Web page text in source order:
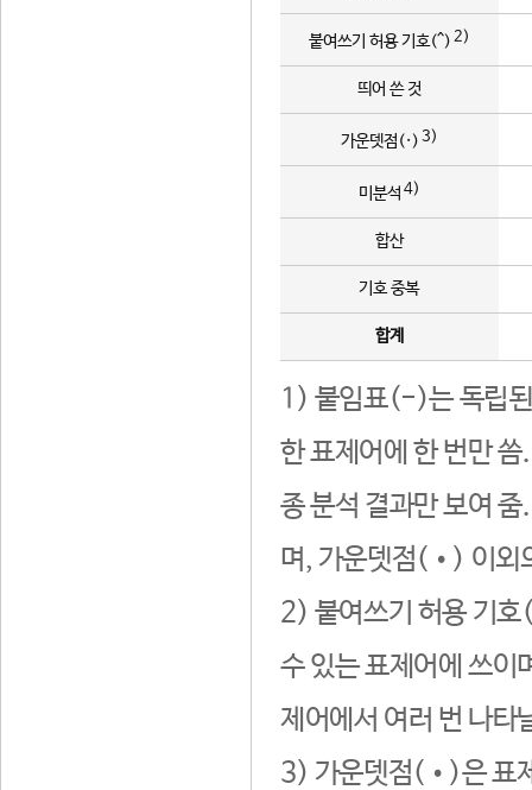
붙여쓰기 허용 기호(^) 2)
띄어 쓴 것
가운뎃점(·) 3)
미분석 4)
합산
기호 중복
합계
1) 붙임표(-)는 독립된
한 표제어에 한 번만
종 분석 결과만 보여
며, 가운뎃점(•) 이외
2) 붙여쓰기 허용 기호
수 있는 표제어에 쓰이
제어에서 여러 번 나타
3) 가운뎃점(•)은 표